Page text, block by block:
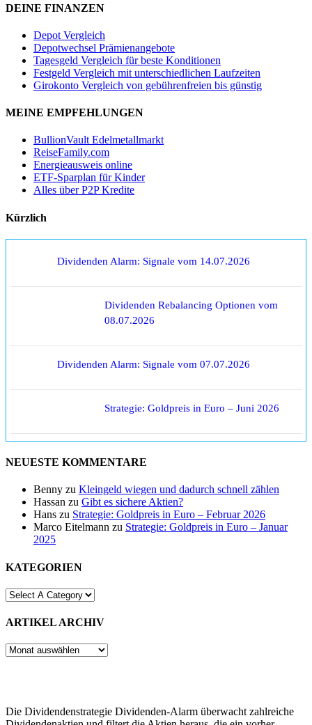
DEINE FINANZEN
Depot Vergleich
Depotwechsel Prämienangebote
Tagesgeld Vergleich für beste Konditionen
Festgeld Vergleich mit unterschiedlichen Laufzeiten
Girokonto Vergleich von gebührenfreien bis günstig
MEINE EMPFEHLUNGEN
BullionVault Edelmetallmarkt
ReiseFamily.com
Energieausweis online
ETF-Sparplan für Kinder
Alles über P2P Kredite
Kürzlich
Dividenden Alarm: Signale vom 14.07.2026
Dividenden Rebalancing Optionen vom
08.07.2026
Dividenden Alarm: Signale vom 07.07.2026
Strategie: Goldpreis in Euro – Juni 2026
NEUESTE KOMMENTARE
Benny zu Kleingeld wiegen und dadurch schnell zählen
Hassan zu Gibt es sichere Aktien?
Hans zu Strategie: Goldpreis in Euro – Februar 2026
Marco Eitelmann zu Strategie: Goldpreis in Euro – Januar
2025
KATEGORIEN
ARTIKEL ARCHIV
ARTIKEL
Die Dividendenstrategie Dividenden-Alarm überwacht zahlreiche